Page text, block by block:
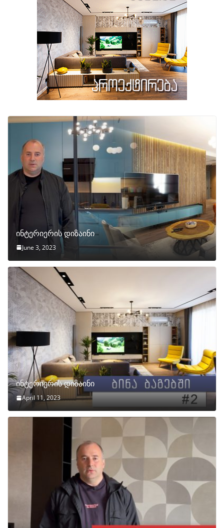
ინტერიერის დიზაინი
June 3, 2023
ინტერიერის დიზაინი
April 11, 2023